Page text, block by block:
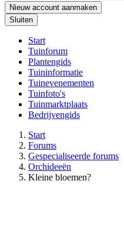
Nieuw account aanmaken
Sluiten
Start
Tuinforum
Plantengids
Tuininformatie
Tuinevenementen
Tuinfoto's
Tuinmarktplaats
Bedrijvengids
Start
Forums
Gespecialiseerde forums
Orchideeën
Kleine bloemen?